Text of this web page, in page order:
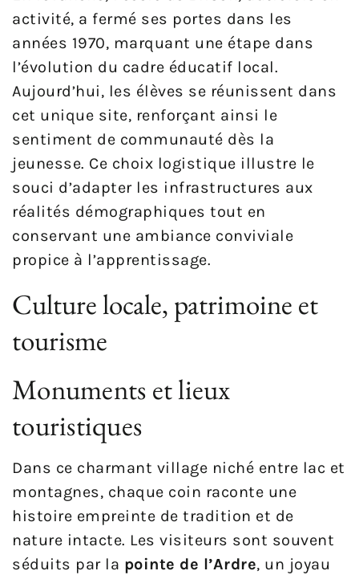
activité, a fermé ses portes dans les
années 1970, marquant une étape dans
l’évolution du cadre éducatif local.
Aujourd’hui, les élèves se réunissent dans
cet unique site, renforçant ainsi le
sentiment de communauté dès la
jeunesse. Ce choix logistique illustre le
souci d’adapter les infrastructures aux
réalités démographiques tout en
conservant une ambiance conviviale
propice à l’apprentissage.
Culture locale, patrimoine et
tourisme
Monuments et lieux
touristiques
Dans ce charmant village niché entre lac et
montagnes, chaque coin raconte une
histoire empreinte de tradition et de
nature intacte. Les visiteurs sont souvent
séduits par la pointe de l’Ardre, un joyau